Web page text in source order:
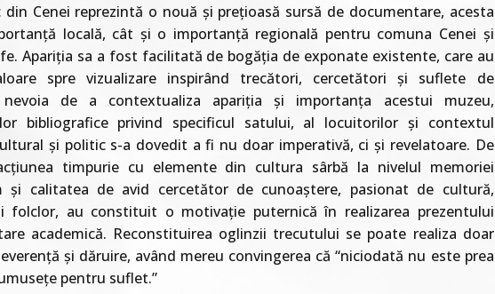
din Cenei reprezintă o nouă și prețioasă sursă de documentare, acesta
locală, cât și o importanță regională pentru comuna Cenei și
Apariția sa a fost facilitată de bogăția de exponate existente, care au
spre vizualizare inspirând trecători, cercetători și suflete de
nevoia de a contextualiza apariția și importanța acestui muzeu,
bibliografice privind specificul satului, al locuitorilor și contextul
și politic s-a dovedit a fi nu doar imperativă, ci și revelatoare. De
timpurie cu elemente din cultura sârbă la nivelul memoriei
și calitatea de avid cercetător de cunoaștere, pasionat de cultură,
folclor, au constituit o motivație puternică în realizarea prezentului
academică. Reconstituirea oglinzii trecutului se poate realiza doar
și dăruire, având mereu convingerea că “niciodată nu este prea
pentru suflet.”